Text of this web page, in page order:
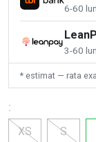
6-60
3-60
* estimat — rata
:
XS
S